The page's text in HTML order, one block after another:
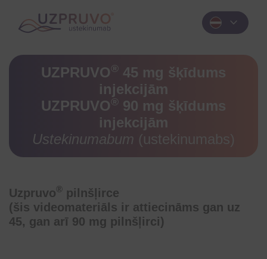
expand_more
UZPRUVO® 45 mg šķīdums
injekcijām
UZPRUVO® 90 mg šķīdums
injekcijām
Ustekinumabum (ustekinumabs)
Uzpruvo ®
pilnšļirce
(šis videomateriāls ir attiecināms gan uz
45, gan arī 90 mg pilnšļirci)